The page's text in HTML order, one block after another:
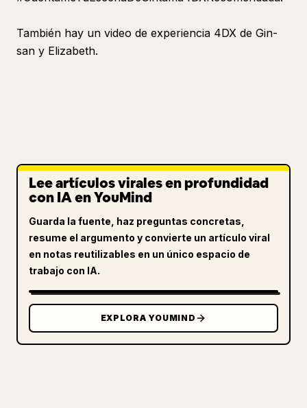
También hay un video de experiencia 4DX de Gin-
san y Elizabeth.
Lee artículos virales en profundidad
con IA en YouMind
Guarda la fuente, haz preguntas concretas,
resume el argumento y convierte un artículo viral
en notas reutilizables en un único espacio de
trabajo con IA.
EXPLORA YOUMIND